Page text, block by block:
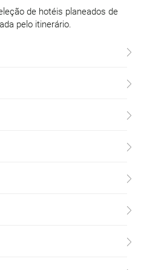
de hotéis planeados de
pelo itinerário.